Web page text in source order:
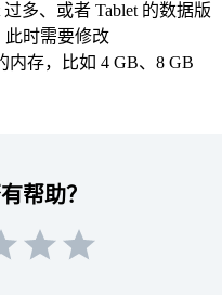
多、或者 Tablet 的数据版
此时需要修改
内存，比如 4 GB、8 GB
帮助？